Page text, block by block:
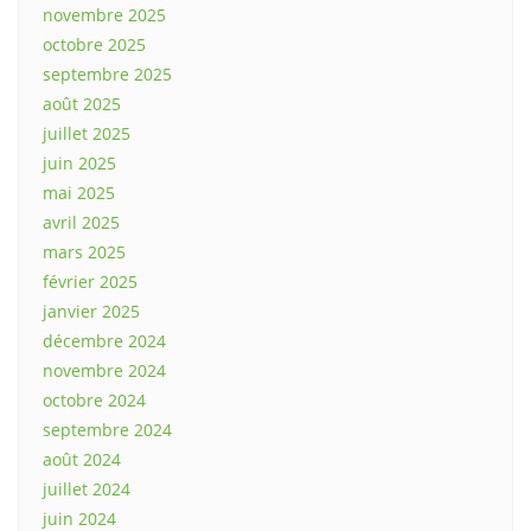
novembre 2025
octobre 2025
septembre 2025
août 2025
juillet 2025
juin 2025
mai 2025
avril 2025
mars 2025
février 2025
janvier 2025
décembre 2024
novembre 2024
octobre 2024
septembre 2024
août 2024
juillet 2024
juin 2024